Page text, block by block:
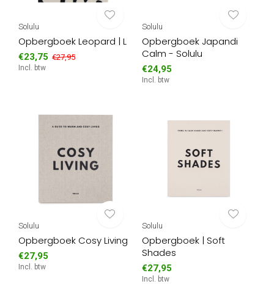
Solulu
Opbergboek Leopard | L
€23,75 €27,95
Incl. btw
Solulu
Opbergboek Japandi
Calm - Solulu
€24,95
Incl. btw
Solulu
Opbergboek Cosy Living
€27,95
Incl. btw
Solulu
Opbergboek | Soft
Shades
€27,95
Incl. btw